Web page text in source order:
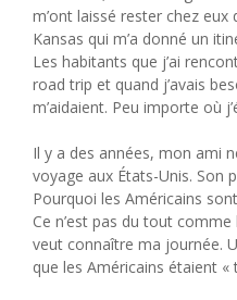
m’ont laissé rester chez
Kansas qui m’a donné un
Les habitants que j’ai
road trip et quand j’avais
m’aidaient. Peu importe où
Il y a des années, mon ami
voyage aux États-Unis. Son
Pourquoi les Américains
Ce n’est pas du tout
veut connaître ma journée.
que les Américains étaient